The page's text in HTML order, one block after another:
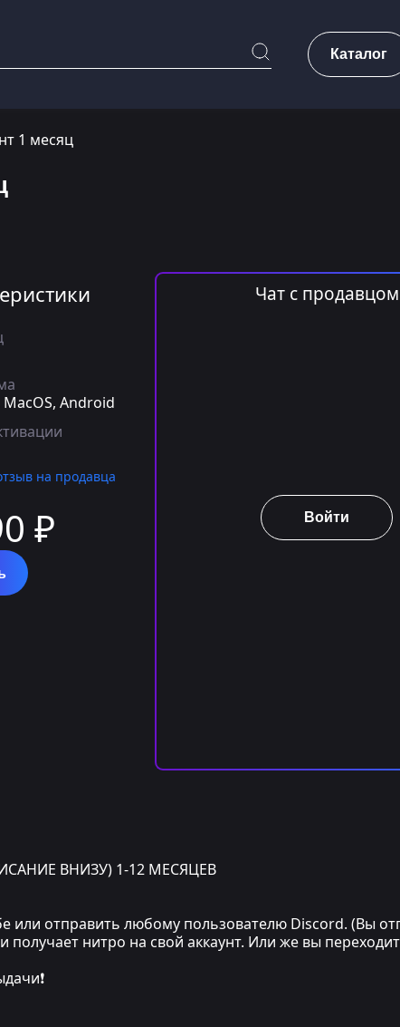
Каталог
1 месяц
Android
на продавца
₽
Чат с продавцом
Войти
ВНИЗУ) 1-12 МЕСЯЦЕВ
или отправить любому пользователю Discord. (Вы
нитро на свой аккаунт. Или же вы